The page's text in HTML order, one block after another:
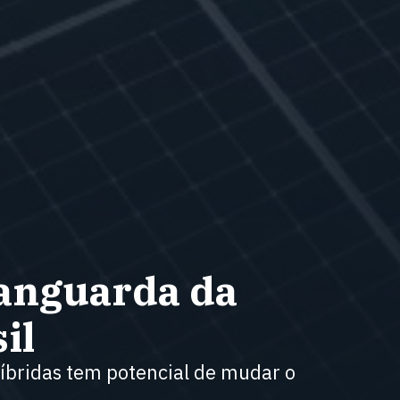
da
tem potencial de mudar o